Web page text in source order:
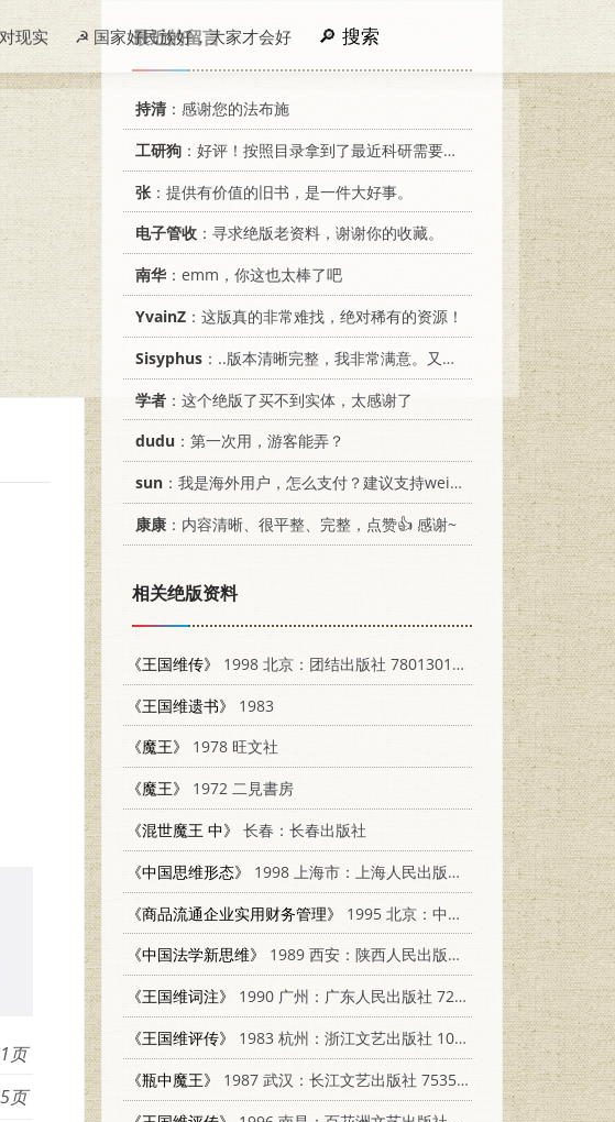
现实 ☭ 国家好民族好，大家才会好 搜索
1
5
最近的留言
持清 ：感谢您的法布施
工研狗 ：好评！按照目录拿到了最近科研需要的材料！
张 ：提供有价值的旧书，是一件大好事。
电子管收 ：寻求绝版老资料，谢谢你的收藏。
南华：emm，你这也太棒了吧
YvainZ ：这版真的非常难找，绝对稀有的资源！
Sisyphus ：..版本清晰完整，我非常满意。又及，这本《话语的真相》...
学者 ：这个绝版了买不到实体，太感谢了
dudu ：第一次用，游客能弄？
sun ：我是海外用户，怎么支付？建议支持weixin支付
康康 ：内容清晰、很平整、完整，点赞👍 感谢~
相关绝版资料
《王国维传》
1998 北京：团结出版社 7801301641
《王国维遗书》
1983
《魔王》
1978 旺文社
《魔王》
1972 二見書房
《混世魔王 中》
长春：长春出版社
《中国思维形态》
1998 上海市：上海人民出版社 720802717X
《商品流通企业实用财务管理》
1995 北京：中国商业出版社 7504429635
《中国法学新思维》
1989 西安：陕西人民出版社 7224008818
《王国维词注》
1990 广州：广东人民出版社 7218000908
《王国维评传》
1983 杭州：浙江文艺出版社 10317·30
《瓶中魔王》
1987 武汉：长江文艺出版社 7535401015